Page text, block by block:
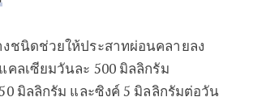
ชนิดช่วยให้ประสาทผ่อนคลายลง
คลเซียมวันละ 500 มิลลิกรัม
มิลลิกรัม และซิงค์ 5 มิลลิกรัมต่อวัน